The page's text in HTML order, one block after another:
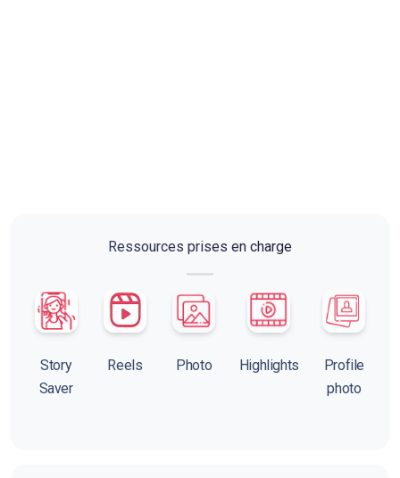
Ressources prises en charge
Story
Saver
Reels Photo Highlights
Profile
photo